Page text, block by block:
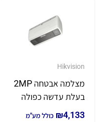
Hikvision
מצלמה אבטחה 2MP
בעלת עדשה כפולה
לספירת אנשים דגם
₪4,133 כולל מע"מ